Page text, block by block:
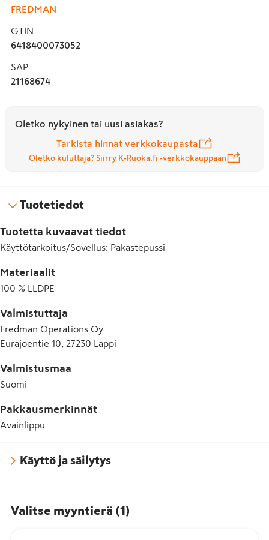
FREDMAN
GTIN
6418400073052
SAP
21168674
Oletko nykyinen tai uusi asiakas?
Tarkista hinnat verkkokaupasta
Oletko kuluttaja? Siirry K-Ruoka.fi -verkkokauppaan
Tuotetiedot
Tuotetta kuvaavat tiedot
Käyttötarkoitus/Sovellus: Pakastepussi
Materiaalit
100 % LLDPE
Valmistuttaja
Fredman Operations Oy
Eurajoentie 10, 27230 Lappi
Valmistusmaa
Suomi
Pakkausmerkinnät
Avainlippu
Käyttö ja säilytys
Valitse myyntierä (1)